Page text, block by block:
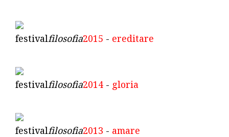
festivalfilosofia2015 - ereditare
festivalfilosofia2014 - gloria
festivalfilosofia2013 - amare